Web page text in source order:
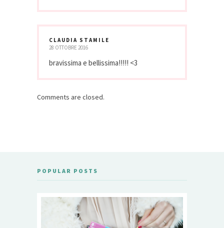
CLAUDIA STAMILE
28 OTTOBRE 2016
bravissima e bellissima!!!!! <3
Comments are closed.
POPULAR POSTS